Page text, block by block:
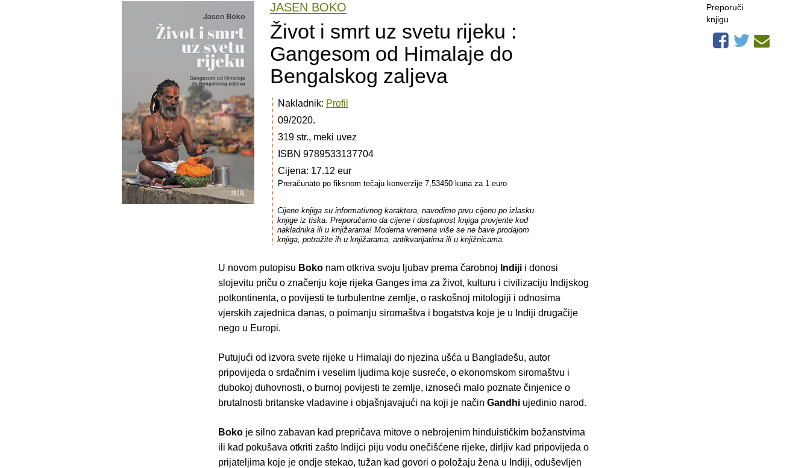
JASEN BOKO
Život i smrt uz svetu rijeku :
Gangesom od Himalaje do
Bengalskog zaljeva
Nakladnik: Profil
09/2020.
319 str., meki uvez
ISBN 9789533137704
Cijena: 17.12 eur
Preračunato po fiksnom tečaju konverzije 7,53450 kuna za 1 euro
Cijene knjiga su informativnog karaktera, navodimo prvu cijenu po izlasku
knjige iz tiska. Preporučamo da cijene i dostupnost knjiga provjerite kod
nakladnika ili u knjižarama! Moderna vremena više se ne bave prodajom
knjiga, potražite ih u knjižarama, antikvarijatima ili u knjižnicama.
U novom putopisu Boko nam otkriva svoju ljubav prema čarobnoj Indiji i donosi
slojevitu priču o značenju koje rijeka Ganges ima za život, kulturu i civilizaciju Indijskog
potkontinenta, o povijesti te turbulentne zemlje, o raskošnoj mitologiji i odnosima
vjerskih zajednica danas, o poimanju siromaštva i bogatstva koje je u Indiji drugačije
nego u Europi.
Putujući od izvora svete rijeke u Himalaji do njezina ušća u Bangladešu, autor
pripovijeda o srdačnim i veselim ljudima koje susreće, o ekonomskom siromaštvu i
dubokoj duhovnosti, o burnoj povijesti te zemlje, iznoseći malo poznate činjenice o
brutalnosti britanske vladavine i objašnjavajući na koji je način Gandhi ujedinio narod.
Boko je silno zabavan kad prepričava mitove o nebrojenim hinduističkim božanstvima
ili kad pokušava otkriti zašto Indijci piju vodu onečišćene rijeke, dirljiv kad pripovijeda o
prijateljima koje je ondje stekao, tužan kad govori o položaju žena u Indiji, oduševljen
Preporuči
knjigu